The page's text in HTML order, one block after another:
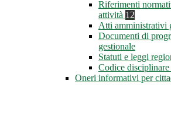
Riferimenti
attività 12
Atti amministrativi
Documenti di
gestionale
Statuti e leggi
Codice
Oneri informativi per